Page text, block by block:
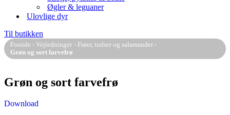
Øgler & leguaner
Ulovlige dyr
Til butikken
Forside › Vejledninger › Frøer, tudser og salamander ›
Grøn og sort farvefrø
Grøn og sort farvefrø
Download